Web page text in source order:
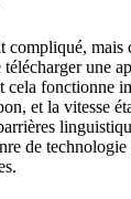
compliqué,
télécharger une
cela fonctionne
et la vitesse
de